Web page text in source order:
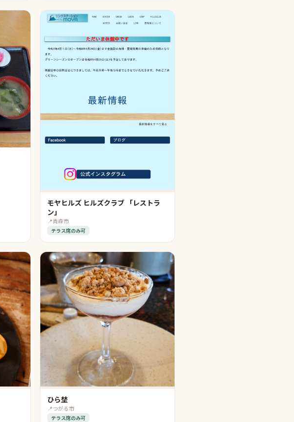
モヤヒルズ ヒルズクラブ 「レストラ
ン」
📍青森市
テラス席のみ可
ひら埜
📍つがる市
テラス席のみ可